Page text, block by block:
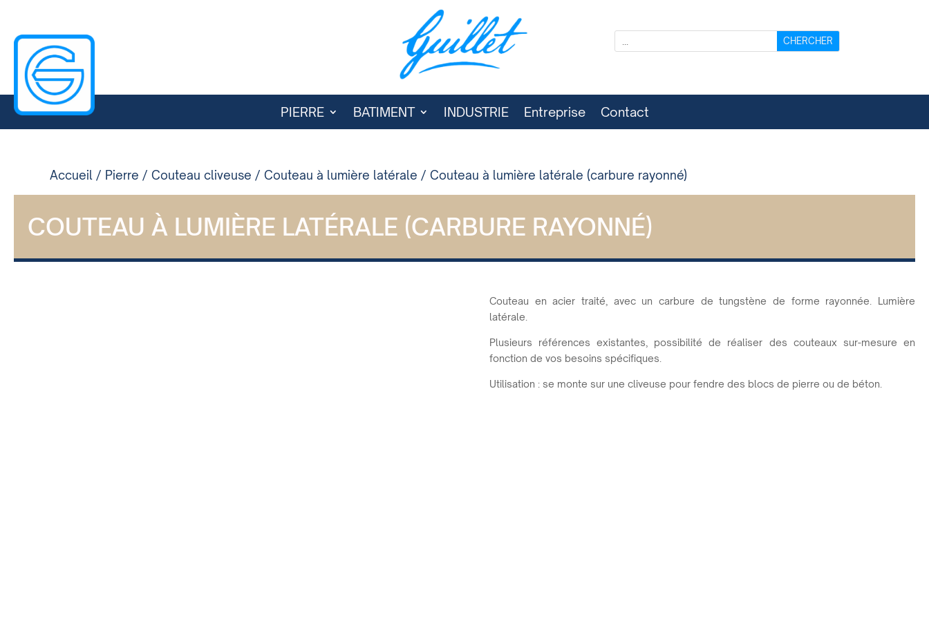
PIERRE BATIMENT INDUSTRIE Entreprise Contact
Accueil / Pierre / Couteau cliveuse / Couteau à lumière latérale / Couteau à lumière latérale (carbure rayonné)
COUTEAU À LUMIÈRE LATÉRALE (CARBURE RAYONNÉ)
Couteau en acier traité, avec un carbure de tungstène de forme rayonnée. Lumière
latérale.
Plusieurs références existantes, possibilité de réaliser des couteaux sur-mesure en
fonction de vos besoins spécifiques.
Utilisation : se monte sur une cliveuse pour fendre des blocs de pierre ou de béton.